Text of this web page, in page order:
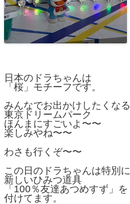
日本のドラちゃんは
「桜」モチーフです。
みんなでお出かけしたくなる
東京ドリームパーク
ほんまにすごいよ〜〜
楽しみやね〜〜
わさも行くぞ〜〜
この日のドラちゃんは特別に
新しいひみつ道具
「100％友達あつめすず」を
付けてます。